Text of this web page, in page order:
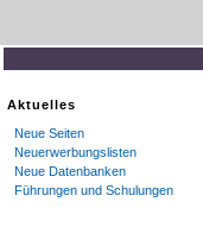
Aktuelles
Neue Seiten
Neuerwerbungslisten
Neue Datenbanken
Führungen und Schulungen